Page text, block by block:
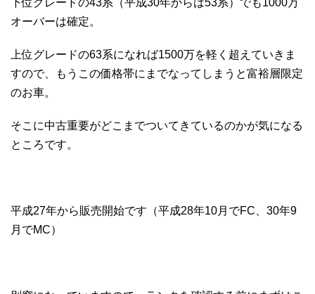
下位グレードの43系（平成30年からは53系）でも1000万
オーバーは確定。
上位グレードの63系になれば1500万を軽く超えていきま
すので、もうこの価格帯にまでなってしまうと富裕層限定
のお車。
そこに中古重要がどこまでついてきているのかが気になる
ところです。
平成27年から販売開始です（平成28年10月でFC、30年9
月でMC）